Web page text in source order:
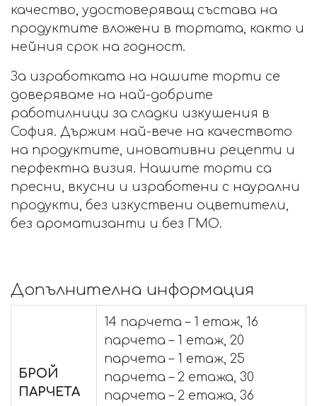
качество, удостоверяващ състава на
продуктите вложени в тортата, както и
нейния срок на годност.
За изработката на нашите торти се
доверяваме на най-добрите
работилници за сладки изкушения в
София. Държим най-вече на качеството
на продуктите, иновативни рецепти и
перфектна визия. Нашите торти са
пресни, вкусни и изработени с наурални
продукти, без изкуствени оцветители,
без ароматизанти и без ГМО.
Допълнителна информация
БРОЙ
ПАРЧЕТА
14 парчета – 1 етаж, 16
парчета – 1 етаж, 20
парчета – 1 етаж, 25
парчета – 2 етажа, 30
парчета – 2 етажа, 36